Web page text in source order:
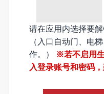
请在应用内选择要解
（入口自动门、电
作。）
※若不启用
入登录账号和密码